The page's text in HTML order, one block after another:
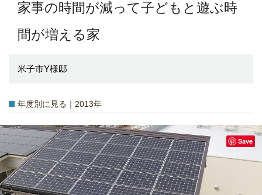
家事の時間が減って子どもと遊ぶ時
間が増える家
米子市Y様邸
年度別に見る｜2013年
Save